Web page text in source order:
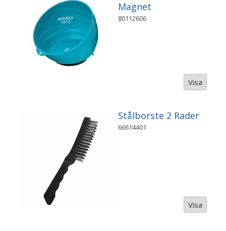
Magnet
80112606
Visa
Stålborste 2 Rader
66614401
Visa